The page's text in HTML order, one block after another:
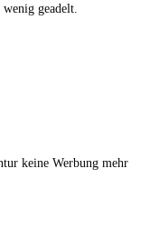
geadelt.
keine Werbung mehr